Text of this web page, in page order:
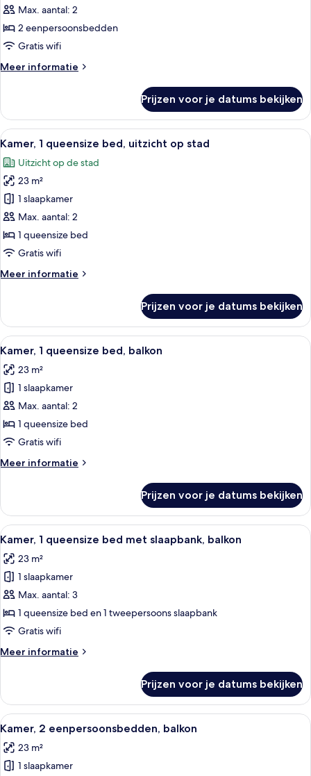
eenpersoonsbedden,
uitzicht
op
laden
Max. aantal: 2
2 eenpersoonsbedden
Gratis wifi
Meer informatie
Meer
2
eenpersoonsbedden,
uitzicht
stad
Prijzen voor je datums bekijken
Alle
foto's
voor
Kamer,
queensize
bed,
uitzicht
stad
Hotelkamer met een bed,
10
Kamer, 1 queensize bed, uitzicht op stad
Uitzicht op de stad
23 m²
1 slaapkamer
Max. aantal: 2
1 queensize bed
Gratis wifi
Meer informatie
Meer
1
queensize
bed,
op
stad
Prijzen voor je datums bekijken
Alle
foto's
voor
Kamer,
1
queensize
bed,
laden
Een hotelkamer met een bed, een
14
Kamer, 1 queensize bed, balkon
23 m²
1 slaapkamer
Max. aantal: 2
1 queensize bed
Gratis wifi
Meer informatie
Meer
1
queensize
bed,
Prijzen voor je datums bekijken
Alle
foto's
voor
Kamer,
1
queensize
bed
slaapbank,
Een hotelkamer met twee bedden,
9
Kamer, 1 queensize bed met slaapbank, balkon
23 m²
1 slaapkamer
Max. aantal: 3
1 queensize bed en 1 tweepersoons slaapbank
Gratis wifi
Meer informatie
Meer
1
queensize
bed
slaapbank,
balkon
Prijzen voor je datums bekijken
Alle
foto's
voor
Kamer,
Een moderne hotelkamer met een
9
Kamer, 2 eenpersoonsbedden, balkon
23 m²
1 slaapkamer